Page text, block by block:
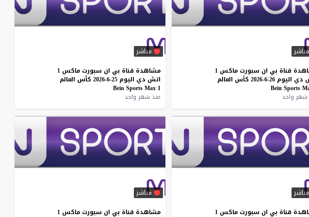
مباشر
قناة بي ان سبورت ماكس 1
دي اليوم 26-6-2026 كأس العالم
BeinSports
شهر واحد
مباشر
مشاهدة قناة بي ان سبورت ماكس 1
اتش دي اليوم 25-6-2026 كأس العالم
Bein Sports Max 1
منذ شهر واحد
مباشر
قناة بي ان سبورت ماكس 1
مباشر
مشاهدة قناة بي ان سبورت ماكس 1